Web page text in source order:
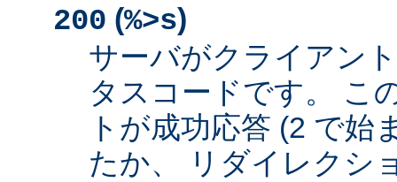
200 (%>s)
サーバがクライアン
タスコードです。 こ
トが成功応答 (2 で始
たか、 リダイレクシ